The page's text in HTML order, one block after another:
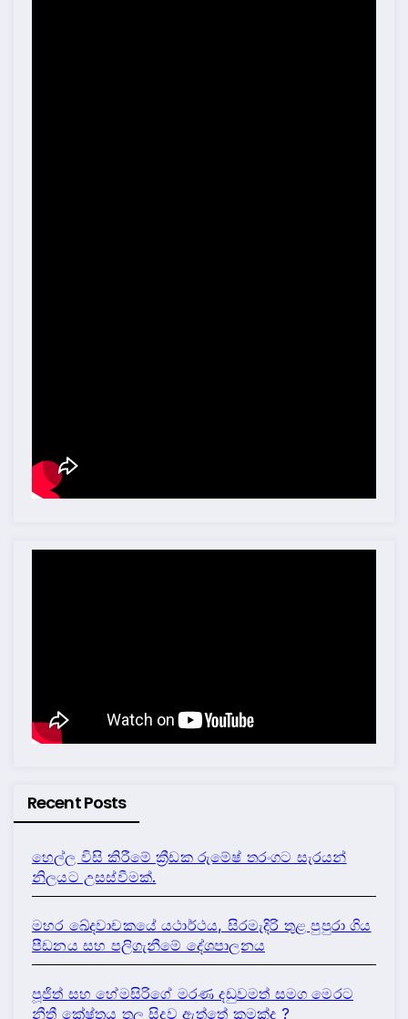
Recent Posts
හෙල්ල විසි කිරීමේ ක්‍රීඩක රුමේෂ් තරංගට සැරයන්
නිලයට උසස්වීමක්.
මහර ඛේදවාචකයේ යථාර්ථය, සිරමැදිරි තුළ පුපුරා ගිය
පීඩනය සහ පලිගැනීමේ දේශපාලනය
පූජිත් සහ හේමසිරිගේ මරණ දඩුවමත් සමග මෙරට
නීතී ක්‍රේෂ්ත්‍රය තුල සිදුව ඇත්තේ කුමක්ද ?